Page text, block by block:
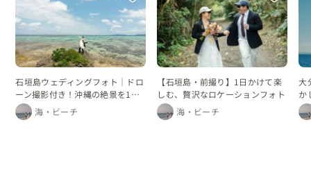
石垣島ウェディングフォト｜ドロ
ーン撮影付き！沖縄の絶景を1日
かけて巡るフォトプラン
海・ビーチ
【石垣島・前撮り】1日かけて楽
しむ、贅沢なロケーションフォト
海・ビーチ
大
か